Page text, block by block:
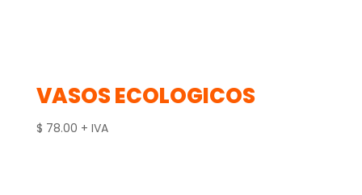
VASOS ECOLOGICOS
$ 78.00 + IVA